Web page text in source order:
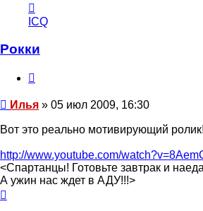
информация
пользователя
ICQ
Рокки
Сообщение
Илья » 05 июл 2009, 16:30
Вот это реально мотивирующий
http://www.youtube.com/
<Спартанцы! Готовьте завтрак и
А ужин нас ждет в АДУ!!!>